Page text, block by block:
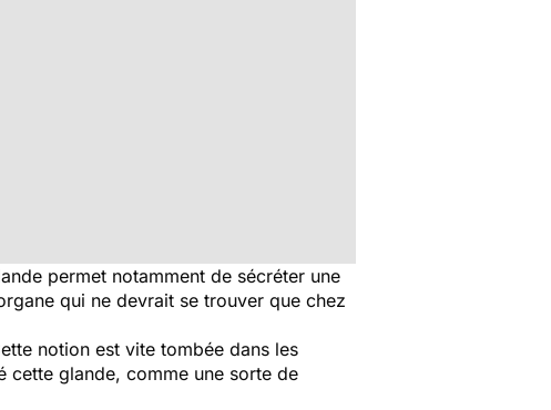
permet notamment de sécréter une
qui ne devrait se trouver que chez
notion est vite tombée dans les
cette glande, comme une sorte de